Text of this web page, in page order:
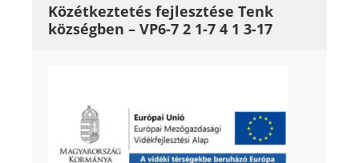
Közétkeztetés fejlesztése Tenk
községben – VP6-7 2 1-7 4 1 3-17